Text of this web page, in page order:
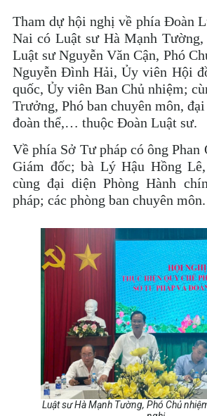
Tham dự hội nghị về phía Đoàn
Nai có Luật sư Hà Mạnh Tường,
Luật sư Nguyễn Văn Cận, Phó
Nguyễn Đình Hải, Ủy viên Hội
quốc, Ủy viên Ban Chủ nhiệm;
Trưởng, Phó ban chuyên môn,
đoàn thể,… thuộc Đoàn Luật sư.
Về phía Sở Tư pháp có ông Phan
Giám đốc; bà Lý Hậu Hồng
cùng đại diện Phòng Hành
pháp; các phòng ban chuyên môn.
Luật sư Hà Mạnh Tường, Phó Chủ